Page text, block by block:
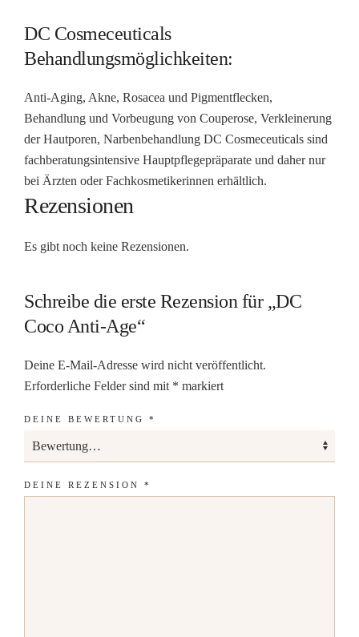
DC Cosmeceuticals
Behandlungsmöglichkeiten:
Anti-Aging, Akne, Rosacea und Pigmentflecken,
Behandlung und Vorbeugung von Couperose, Verkleinerung
der Hautporen, Narbenbehandlung DC Cosmeceuticals sind
fachberatungsintensive Hauptpflegepräparate und daher nur
bei Ärzten oder Fachkosmetikerinnen erhältlich.
Rezensionen
Es gibt noch keine Rezensionen.
Schreibe die erste Rezension für „DC
Coco Anti-Age“
Deine E-Mail-Adresse wird nicht veröffentlicht.
Erforderliche Felder sind mit * markiert
DEINE BEWERTUNG *
DEINE REZENSION *